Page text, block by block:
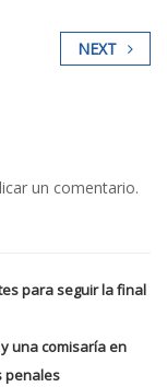
NEXT
un comentario.
para seguir la final
una comisaría en
penales